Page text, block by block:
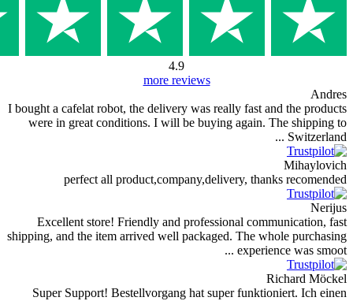
I bought a cafelat robot, the delivery was really fast
were in great conditions. I will be buying again.
perfect all product,company,delivery,
Excellent store! Friendly and professional
shipping, and the item arrived well packaged. The
Super Support! Bestellvorgang hat super